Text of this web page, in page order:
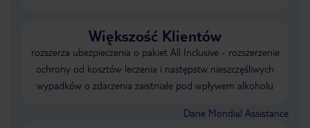
Większość Klientów
rozszerza ubezpieczenia o pakiet All Inclusive - rozszerzenie
ochrony od kosztów leczenia i następstw nieszczęśliwych
wypadków o zdarzenia zaistniałe pod wpływem alkoholu
Dane Mondial Assistance